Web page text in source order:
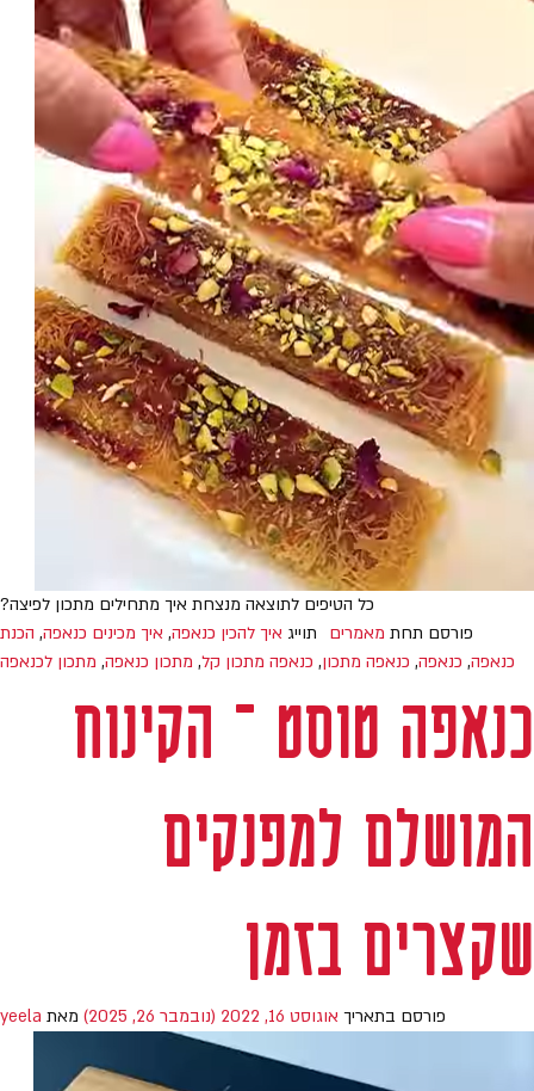
כל הטיפים לתוצאה מנצחת איך מתחילים מתכון לפיצה?
פורסם תחת מאמרים תוייג איך להכין כנאפה, איך מכינים כנאפה, הכנת
כנאפה, כנאפה, כנאפה מתכון, כנאפה מתכון קל, מתכון כנאפה, מתכון לכנאפה
כנאפה טוסט – הקינוח
המושלם למפנקים
שקצרים בזמן
פורסם בתאריך אוגוסט 16, 2022 (נובמבר 26, 2025) מאת yeela